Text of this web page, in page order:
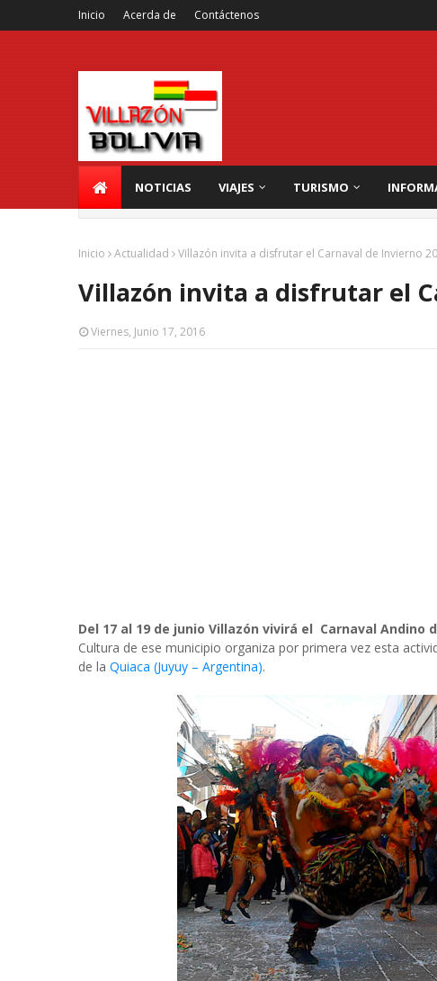
Inicio Acerda de Contáctenos
NOTICIAS VIAJES TURISMO
Inicio Actualidad Villazón invita a disfrutar el Carnaval de Invierno
Villazón invita a disfrutar el
Viernes, Junio 17, 2016
Del 17 al 19 de junio Villazón vivirá el Carnaval Andino
Cultura de ese municipio organiza por primera vez esta
de la Quiaca (Juyuy – Argentina).